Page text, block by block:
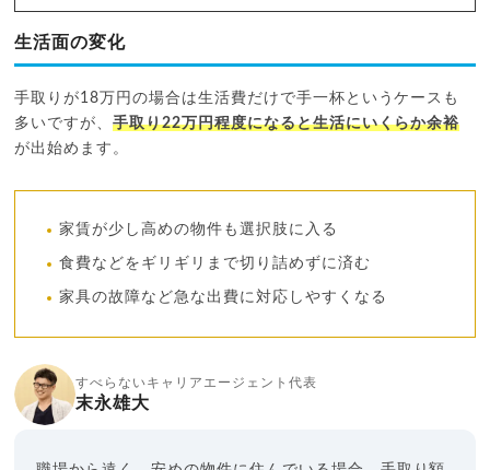
生活面の変化
手取りが18万円の場合は生活費だけで手一杯というケースも
多いですが、手取り22万円程度になると生活にいくらか余裕
が出始めます。
家賃が少し高めの物件も選択肢に入る
食費などをギリギリまで切り詰めずに済む
家具の故障など急な出費に対応しやすくなる
すべらないキャリアエージェント代表
末永雄大